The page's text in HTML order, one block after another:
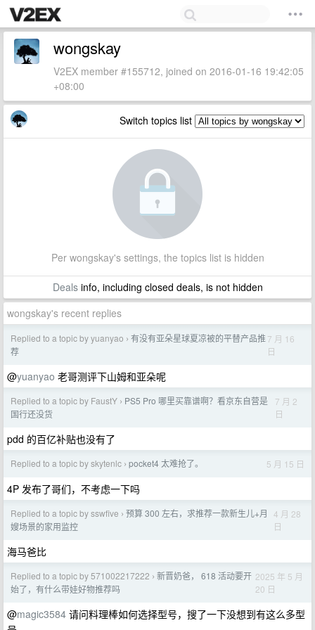
wongskay
V2EX member #155712, joined on 2016-01-16 19:42:05
+08:00
Switch topics list
Per wongskay's settings, the topics list is hidden
Dealsinfo, including closed deals, is not hidden
wongskay's recent replies
Replied to a topic by yuanyao › 有没有亚朵星球夏凉被的平替产品推
荐
7 月 16
日
@yuanyao 老哥测评下山姆和亚朵呢
Replied to a topic by FaustY › PS5 Pro 哪里买靠谱啊？看京东自营是
国行还没货
7 月 2
日
pdd 的百亿补贴也没有了
Replied to a topic by skytenlc › pocket4 太难抢了。 5 月 15 日
4P 发布了哥们，不考虑一下吗
Replied to a topic by sswfive › 预算 300 左右，求推荐一款新生儿+月
嫂场景的家用监控
4 月 28
日
海马爸比
Replied to a topic by 571002217222 › 新晋奶爸， 618 活动要开
始了，有什么带娃好物推荐吗
2025 年 5 月
20 日
@magic3584 请问料理棒如何选择型号，搜了一下没想到有这么多型